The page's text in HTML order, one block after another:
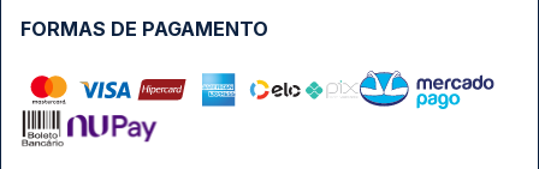
FORMAS DE PAGAMENTO